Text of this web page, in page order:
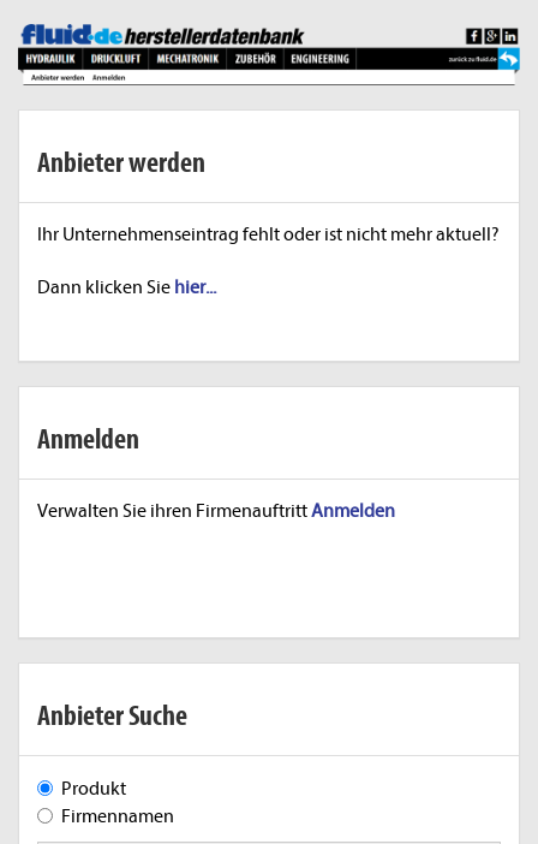
Anbieter werden
Ihr Unternehmenseintrag fehlt oder ist nicht mehr aktuell?
Dann klicken Sie hier...
Anmelden
Verwalten Sie ihren FirmenauftrittAnmelden
Anbieter Suche
Produkt
Firmennamen